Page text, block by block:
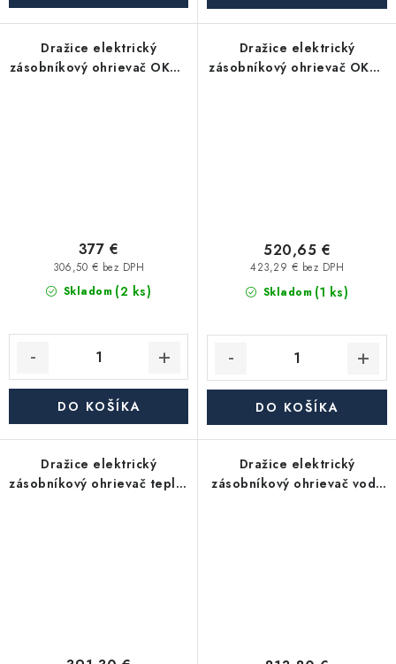
Dražice elektrický
zásobníkový ohrievač OKHE
Skladom (2 ks)
306,50 € bez DPH
377 €
DO KOŠÍKA
Dražice elektrický
zásobníkový ohrievač OKCE
Skladom (1 ks)
423,29 € bez DPH
520,65 €
DO KOŠÍKA
Dražice elektrický
zásobníkový ohrievač teplej
Dražice elektrický
zásobníkový ohrievač vody